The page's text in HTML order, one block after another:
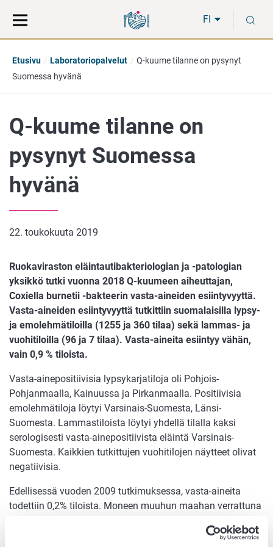
suoraan
sisältöön
koko
sivuston
FI
Etusivu Laboratoriopalvelut
Q-kuume tilanne on pysynyt
Suomessa hyvänä
Q-kuume tilanne on
pysynyt Suomessa
hyvänä
22. toukokuuta 2019
Ruokaviraston eläintautibakteriologian ja -patologian
yksikkö tutki vuonna 2018 Q-kuumeen aiheuttajan,
Coxiella burnetii -bakteerin vasta-aineiden esiintyvyyttä.
Vasta-aineiden esiintyvyyttä tutkittiin suomalaisilla lypsy-
ja emolehmätiloilla (1255 ja 360 tilaa) sekä lammas- ja
vuohitiloilla (96 ja 7 tilaa). Vasta-aineita esiintyy vähän,
vain 0,9 % tiloista.
Vasta-ainepositiivisia lypsykarjatiloja oli Pohjois-
Pohjanmaalla, Kainuussa ja Pirkanmaalla. Positiivisia
emolehmätiloja löytyi Varsinais-Suomesta, Länsi-
Suomesta. Lammastiloista löytyi yhdellä tilalla kaksi
serologisesti vasta-ainepositiivista eläintä Varsinais-
Suomesta. Kaikkien tutkittujen vuohitilojen näytteet olivat
negatiivisia.
Edellisessä vuoden 2009 tutkimuksessa, vasta-aineita
todettiin 0,2% tiloista. Moneen muuhun maahan verrattuna